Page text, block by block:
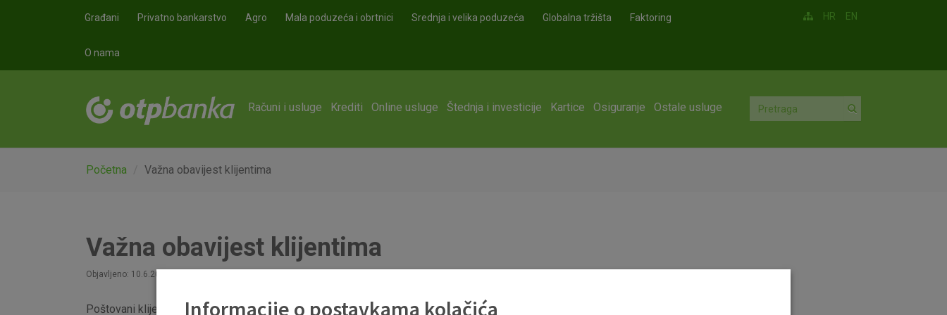
Građani Privatno bankarstvo Agro Mala poduzeća i obrtnici Srednja i velika poduzeća Globalna tržišta Faktoring
O nama
HR EN
Računi i usluge Krediti Online usluge Štednja i investicije Kartice Osiguranje Ostale usluge
Početna Važna obavijest klijentima
Važna obavijest klijentima
Objavljeno: 10.6.2016
Poštovani klijenti,
Informacije o postavkama kolačića